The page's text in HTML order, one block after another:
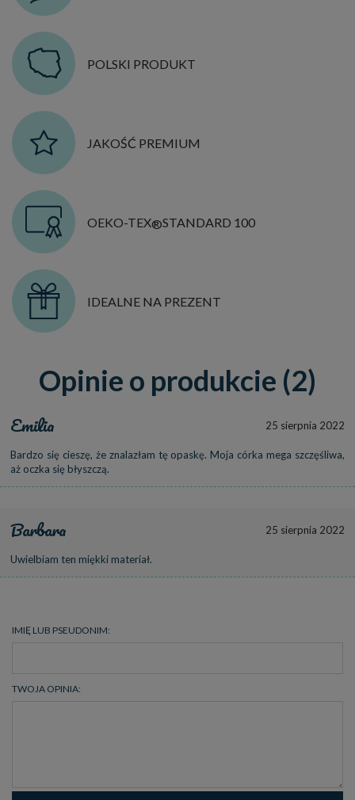
POLSKI PRODUKT
JAKOŚĆ PREMIUM
OEKO-TEX®STANDARD 100
IDEALNE NA PREZENT
Opinie o produkcie (2)
Emilia 25 sierpnia 2022
Bardzo się cieszę, że znalazłam tę opaskę. Moja córka mega szczęśliwa,
aż oczka się błyszczą.
Barbara 25 sierpnia 2022
Uwielbiam ten miękki materiał.
IMIĘ LUB PSEUDONIM:
TWOJA OPINIA: